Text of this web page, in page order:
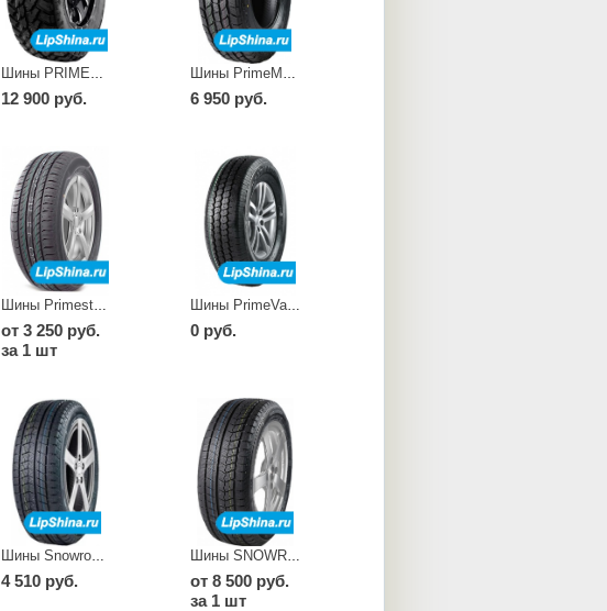
Шины PRIMEMASTERM/TIIW
12 900 руб.
Шины PrimeMax A/T I
6 950 руб.
от 3 250 руб.
за 1 шт
Шины PrimeVan 28
0 руб.
Шины Snowrover 868
4 510 руб.
Шины SNOWROVER 868
от 8 500 руб.
за 1 шт